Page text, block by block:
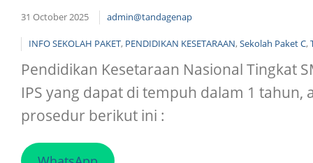
31 October 2025 admin@tandagenap
INFO SEKOLAH PAKET, PENDIDIKAN KESETARAAN,Sekolah Paket C,
Pendidikan Kesetaraan Nasional Tingkat
IPS yang dapat di tempuh dalam 1 tahun,
prosedur berikut ini :